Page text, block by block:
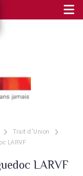
Trait d'Union
LARVF
LARVF